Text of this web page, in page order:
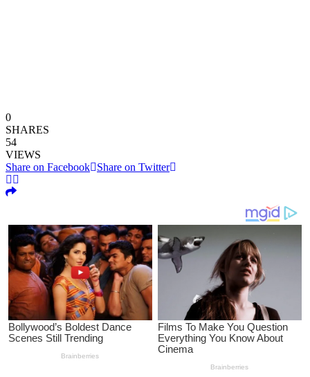
0
SHARES
54
VIEWS
Share on Facebook
Share on Twitter